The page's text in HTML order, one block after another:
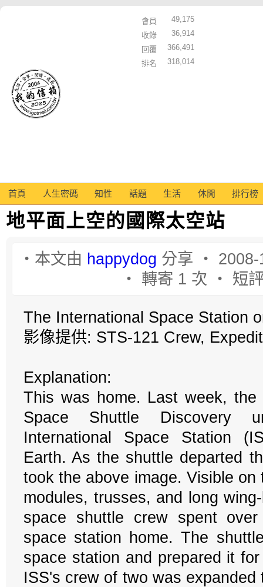
會員
49,175
收錄
36,914
回覆
366,491
排名
318,014
首頁 人生密碼 知性 話題 生活 休閒 排行榜
地平面上空的國際太空站
‧本文由 happydog 分享 ‧
‧ 轉寄 1 次 ‧ 短
The International Space Station
影像提供: STS-121 Crew,
Explanation:
This was home. Last week,
Space Shuttle Discovery
International Space Station
Earth. As the shuttle departed
took the above image. Visible on
modules, trusses, and long
space shuttle crew spent
space station home. The
space station and prepared it
ISS's crew of two was